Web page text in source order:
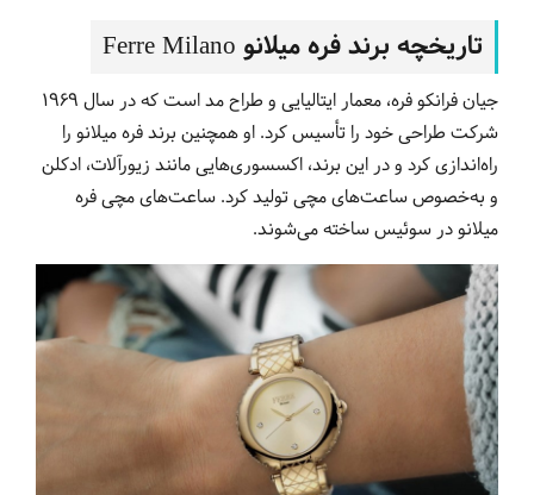
تاریخچه برند فره میلانو Ferre Milano
جیان فرانکو فره، معمار ایتالیایی و طراح مد است که در سال 1969
شرکت طراحی خود را تأسیس کرد. او همچنین برند فره میلانو را
راه‌اندازی کرد و در این برند، اکسسوری‌هایی مانند زیورآلات، ادکلن
و به‌خصوص ساعت‌های مچی تولید کرد. ساعت‌های مچی فره
میلانو در سوئیس ساخته می‌شوند.